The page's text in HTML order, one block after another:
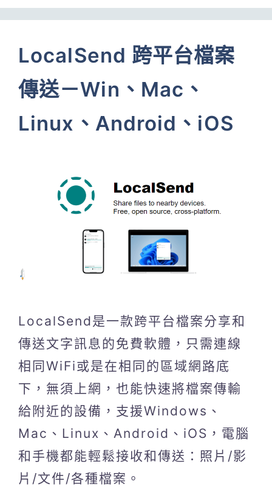
LocalSend 跨平台檔案
傳送－Win、Mac、
Linux、Android、iOS
LocalSend是一款跨平台檔案分享和
傳送文字訊息的免費軟體，只需連線
相同WiFi或是在相同的區域網路底
下，無須上網，也能快速將檔案傳輸
給附近的設備，支援Windows、
Mac、Linux、Android、iOS，電腦
和手機都能輕鬆接收和傳送：照片/影
片/文件/各種檔案。